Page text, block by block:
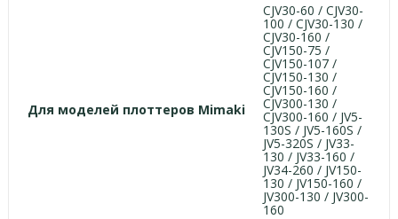
Для моделей плоттеров Mimaki
CJV30-60 / CJV30-
100 / CJV30-130 /
CJV30-160 /
CJV150-75 /
CJV150-107 /
CJV150-130 /
CJV150-160 /
CJV300-130 /
CJV300-160 / JV5-
130S / JV5-160S /
JV5-320S / JV33-
130 / JV33-160 /
JV34-260 / JV150-
130 / JV150-160 /
JV300-130 / JV300-
160